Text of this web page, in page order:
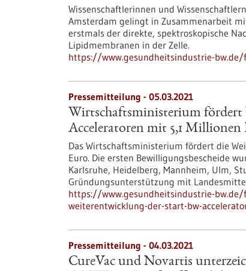
Wissenschaftlerinnen und
Amsterdam gelingt in Zusammenarbeit
erstmals der direkte, spektroskopische
Lipidmembranen in der Zelle.
https://www.gesundheitsindustrie-
Pressemitteilung - 05.03.2021
Wirtschaftsministerium fördert
Acceleratoren mit 5,1 Millionen
Das Wirtschaftsministerium fördert die
Euro. Die ersten Bewilligungsbescheide
Karlsruhe, Heidelberg, Mannheim, Ulm,
Gründungsunterstützung mit
https://www.gesundheitsindustrie-
weiterentwicklung-der-start-bw-
Pressemitteilung - 04.03.2021
CureVac und Novartis